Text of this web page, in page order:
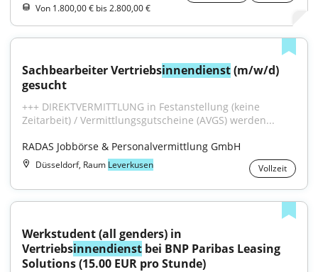
Von 1.800,00 € bis 2.800,00 €
Sachbearbeiter Vertriebsinnendienst (m/w/d)
gesucht
+++ DIREKTVERMITTLUNG in Festanstellung (keine
Zeitarbeit) / Vermittlungsgutscheine (AVGS) werden...
RADAS Jobbörse & Personalvermittlung GmbH
Düsseldorf, Raum Leverkusen Vollzeit
Werkstudent (all genders) in
Vertriebsinnendienst bei BNP Paribas Leasing
Solutions (15.00 EUR pro Stunde)